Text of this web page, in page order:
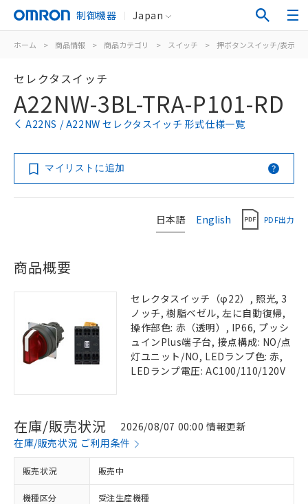
制御機器 Japan
ホーム > 商品情報 > 商品カテゴリ > スイッチ > 押ボタンスイッチ/表示灯
セレクタスイッチ
A22NW-3BL-TRA-P101-RD
A22NS / A22NW セレクタスイッチ 形式仕様一覧
マイリストに追加
日本語 English PDF出力
商品概要
セレクタスイッチ（φ22）, 照光, 3
ノッチ, 樹脂ベゼル, 左に自動復帰,
操作部色: 赤（透明）, IP66, プッシ
ュインPlus端子台, 接点構成: NO/点
灯ユニット/NO, LEDランプ色: 赤,
LEDランプ電圧: AC100/110/120V
在庫/販売状況
2026/08/07 00:00 情報更新
在庫/販売状況 ご利用条件
販売状況 販売中
機種区分 受注生産機種